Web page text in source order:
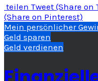
teilen Tweet (Share on
(Share on Pinterest)
Mein persönlicher
Geld sparen
Geld verdienen